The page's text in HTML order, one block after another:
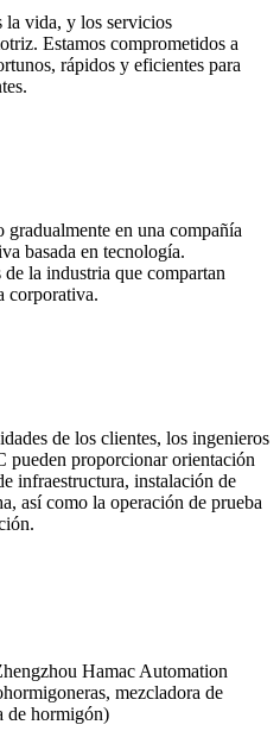
la vida, y los servicios
Estamos comprometidos a
rápidos y eficientes para
en una compañía
basada en tecnología.
la industria que compartan
corporativa.
de los clientes, los ingenieros
proporcionar orientación
infraestructura, instalación de
así como la operación de prueba
Hamac Automation
mezcladora de
de hormigón)